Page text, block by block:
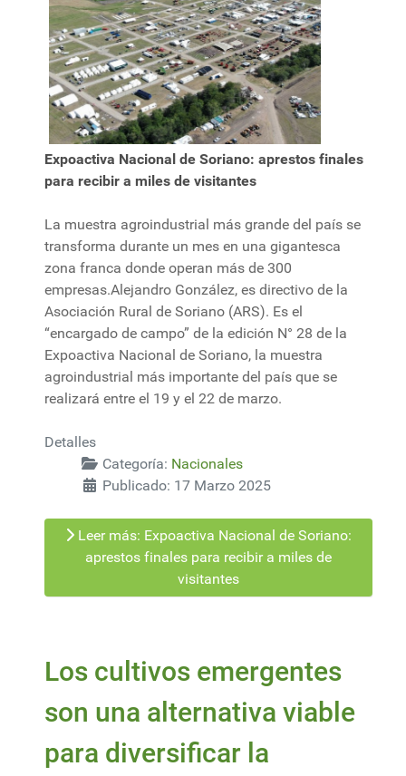
Expoactiva Nacional de Soriano: aprestos finales
para recibir a miles de visitantes
La muestra agroindustrial más grande del país se
transforma durante un mes en una gigantesca
zona franca donde operan más de 300
empresas.Alejandro González, es directivo de la
Asociación Rural de Soriano (ARS). Es el
“encargado de campo” de la edición N° 28 de la
Expoactiva Nacional de Soriano, la muestra
agroindustrial más importante del país que se
realizará entre el 19 y el 22 de marzo.
Detalles
Categoría: Nacionales
Publicado: 17 Marzo 2025
Leer más: Expoactiva Nacional de Soriano:
aprestos finales para recibir a miles de
visitantes
Los cultivos emergentes
son una alternativa viable
para diversificar la